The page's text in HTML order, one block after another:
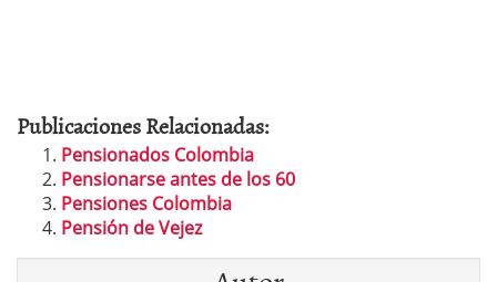
Publicaciones Relacionadas:
Pensionados Colombia
Pensionarse antes de los 60
Pensiones Colombia
Pensión de Vejez